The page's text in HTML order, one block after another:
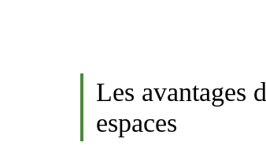
Les avantages
espaces